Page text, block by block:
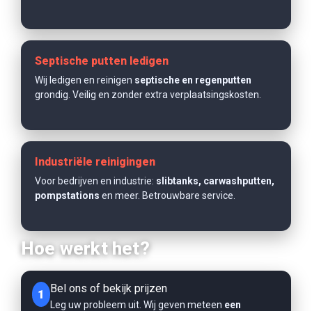
Septische putten ledigen
Wij ledigen en reinigen septische en regenputten
grondig. Veilig en zonder extra verplaatsingskosten.
Industriële reinigingen
Voor bedrijven en industrie: slibtanks, carwashputten,
pompstations en meer. Betrouwbare service.
Hoe werkt het?
1 Bel ons of bekijk prijzen
Leg uw probleem uit. Wij geven meteen een